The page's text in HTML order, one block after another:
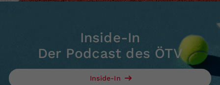
Inside-In
Der Podcast des ÖTV
Inside-In